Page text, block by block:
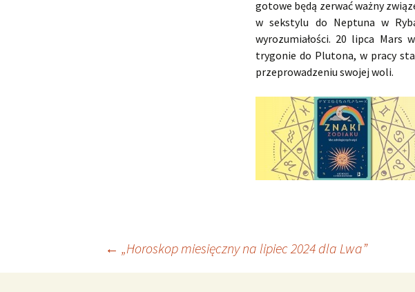
gotowe będą zerwać ważny
w sekstylu do Neptuna w
wyrozumiałości. 20 lipca
trygonie do Plutona, w pracy
przeprowadzeniu swojej woli.
Nawigacja
← „Horoskop miesięczny na lipiec 2024 dla Lwa”